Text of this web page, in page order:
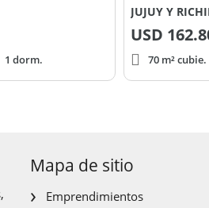
1 dorm.
JUJUY Y
USD
70 m² cubie.
Mapa de sitio
Emprendimientos